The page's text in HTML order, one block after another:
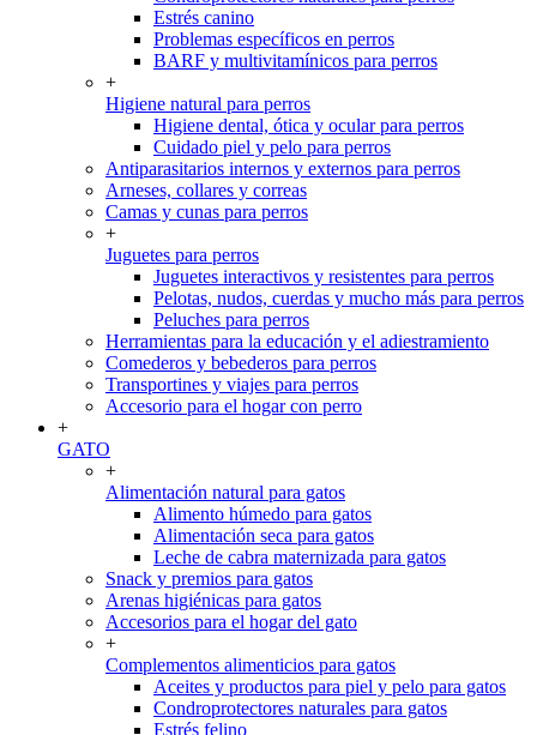
Estrés canino
Problemas específicos en perros
BARF y multivitamínicos para perros
+
Higiene natural para perros
Higiene dental, ótica y ocular para perros
Cuidado piel y pelo para perros
Antiparasitarios internos y externos para perros
Arneses, collares y correas
Camas y cunas para perros
+
Juguetes para perros
Juguetes interactivos y resistentes para perros
Pelotas, nudos, cuerdas y mucho más para perros
Peluches para perros
Herramientas para la educación y el adiestramiento
Comederos y bebederos para perros
Transportines y viajes para perros
Accesorio para el hogar con perro
+
GATO
+
Alimentación natural para gatos
Alimento húmedo para gatos
Alimentación seca para gatos
Leche de cabra maternizada para gatos
Snack y premios para gatos
Arenas higiénicas para gatos
Accesorios para el hogar del gato
+
Complementos alimenticios para gatos
Aceites y productos para piel y pelo para gatos
Condroprotectores naturales para gatos
Estrés felino